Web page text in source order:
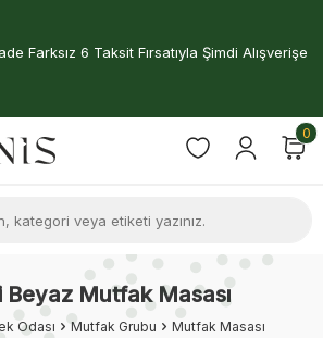
Farksız 6 Taksit Fırsatıyla Şimdi Alışverişe
0
Beyaz Mutfak Masası
Odası Mutfak Grubu
Mutfak Masası